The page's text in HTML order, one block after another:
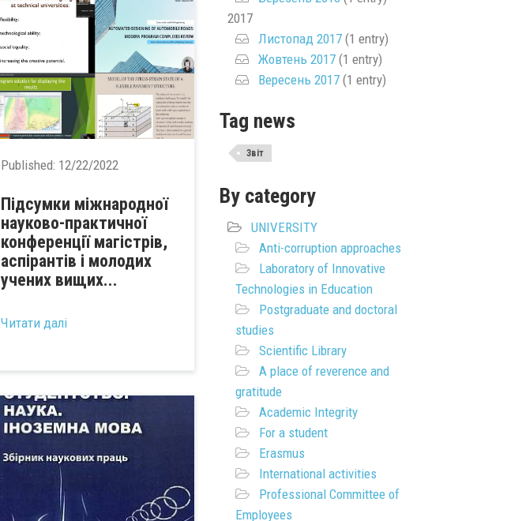
Published: 12/22/2022
Підсумки міжнародної
науково-практичної
конференції магістрів,
аспірантів і молодих
учених вищих...
Читати далі
2017
Листопад 2017(1 entry)
Жовтень 2017(1 entry)
Вересень 2017(1 entry)
Tag news
Звіт
By category
UNIVERSITY
Anti-corruption approaches
Laboratory of Innovative
Technologies in Education
Postgraduate and doctoral
studies
Scientific Library
A place of reverence and
gratitude
Academic Integrity
For a student
Erasmus
International activities
Professional Committee of
Employees